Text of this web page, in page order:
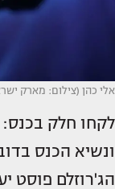
אלי כהן (צילום: מארק
לקחו חלק בכנס:
ונשיא הכנס
הג'רוזלם פוסט